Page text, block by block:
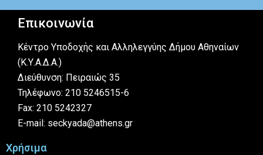
Επικοινωνία
Κέντρο Υποδοχής και Αλληλεγγύης Δήμου Αθηναίων
(Κ.Υ.Α.Δ.Α.)
Διεύθυνση: Πειραιώς 35
Τηλέφωνο: 210 5246515-6
Fax: 210 5242327
E-mail: seckyada@athens.gr
Χρήσιμα